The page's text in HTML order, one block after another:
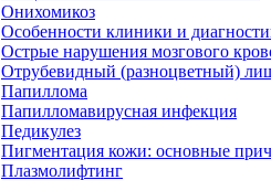
Онихомикоз
Особенности клиники и
Острые нарушения мозгового
Отрубевидный (разноцветный)
Папиллома
Папилломавирусная инфекция
Педикулез
Пигментация кожи: основные
Плазмолифтинг